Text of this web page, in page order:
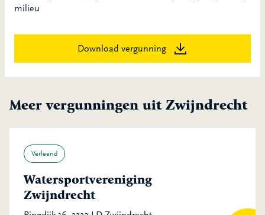
milieu
Download vergunning
Meer vergunningen uit Zwijndrecht
Verleend
Watersportvereniging
Zwijndrecht